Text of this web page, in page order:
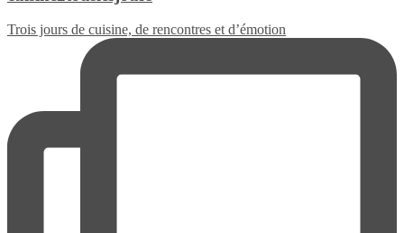
Trois jours de cuisine, de rencontres et d’émotion